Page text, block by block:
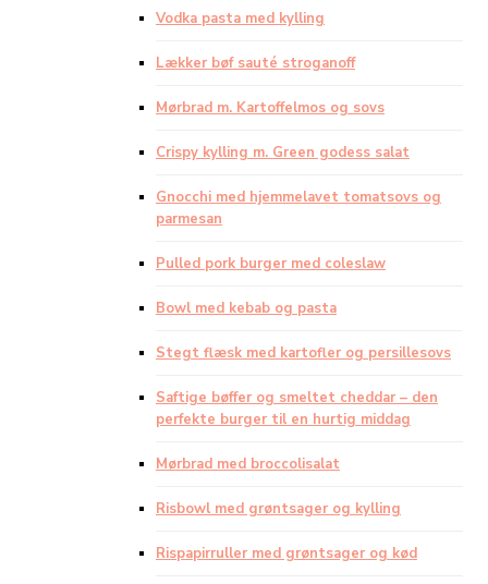
Vodka pasta med kylling
Lækker bøf sauté stroganoff
Mørbrad m. Kartoffelmos og sovs
Crispy kylling m. Green godess salat
Gnocchi med hjemmelavet tomatsovs og
parmesan
Pulled pork burger med coleslaw
Bowl med kebab og pasta
Stegt flæsk med kartofler og persillesovs
Saftige bøffer og smeltet cheddar – den
perfekte burger til en hurtig middag
Mørbrad med broccolisalat
Risbowl med grøntsager og kylling
Rispapirruller med grøntsager og kød